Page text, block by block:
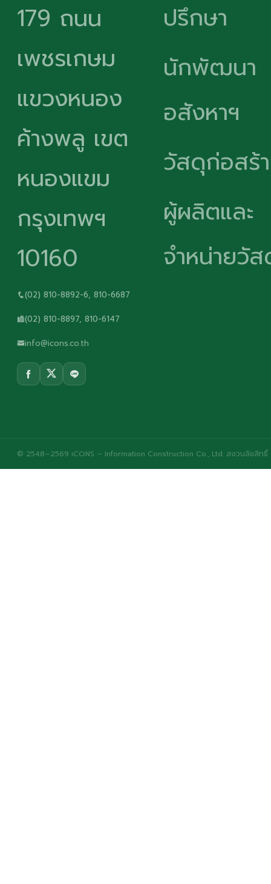
179 ถนน
เพชรเกษม
แขวงหนอง
ค้างพลู เขต
หนองแขม
กรุงเทพฯ
10160
(02) 810-8892-6, 810-6687
(02) 810-8897, 810-6147
info@icons.co.th
ปรึกษา
นักพัฒนา
อสังหาฯ
วัสดุก่อสร้
ผู้ผลิตและ
จำหน่ายวั
© 2548–2569 iCONS – Information Construction Co., Ltd. สงวนลิขสิทธิ์